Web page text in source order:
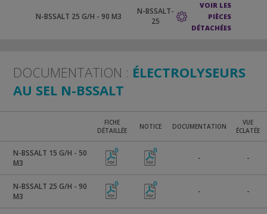
N-BSSALT 25 G/H - 90 M3
N-BSSALT-
25
VOIR LES
PIÈCES
DÉTACHÉES
DOCUMENTATION : ÉLECTROLYSEURS
AU SEL N-BSSALT
FICHE
DÉTAILLÉE
NOTICE DOCUMENTATION
VUE
ÉCLATÉE
N-BSSALT 15 G/H - 50
M3
- -
N-BSSALT 25 G/H - 90
M3
- -